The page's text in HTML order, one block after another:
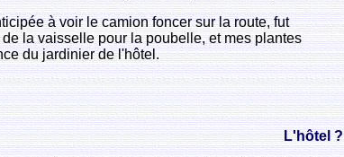
à voir le camion foncer sur la route, fut
la vaisselle pour la poubelle, et mes plantes
du jardinier de l'hôtel.
L'hôtel ?